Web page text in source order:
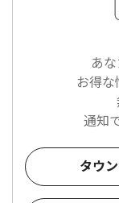
あ
お得な
通知
タウ